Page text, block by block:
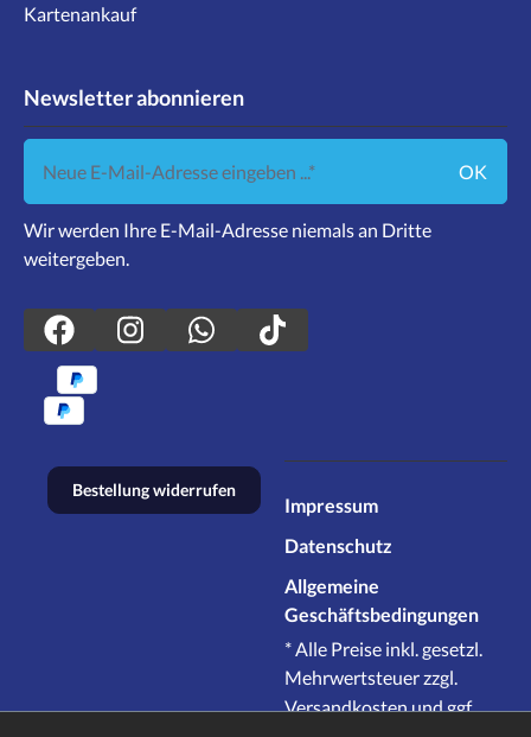
Kartenankauf
Newsletter abonnieren
OK
Wir werden Ihre E-Mail-Adresse niemals an Dritte
weitergeben.
Bestellung widerrufen
Impressum
Datenschutz
Allgemeine
Geschäftsbedingungen
* Alle Preise inkl. gesetzl.
Mehrwertsteuer zzgl.
Versandkostenund ggf.